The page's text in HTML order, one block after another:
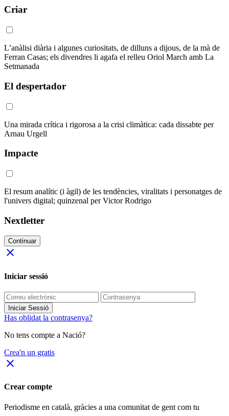
Criar
L’anàlisi diària i algunes curiositats, de dilluns a dijous, de la mà de
Ferran Casas; els divendres li agafa el relleu Oriol March amb La
Setmanada
El despertador
Una mirada crítica i rigorosa a la crisi climàtica: cada dissabte per
Arnau Urgell
Impacte
El resum analític (i àgil) de les tendències, viralitats i personatges de
l'univers digital; quinzenal per Victor Rodrigo
Nextletter
Continuar
close
Iniciar sessió
Iniciar Sessió
Has oblidat la contrasenya?
No tens compte a Nació?
Crea'n un gratis
close
Crear compte
Periodisme en català, gràcies a una comunitat de gent com tu